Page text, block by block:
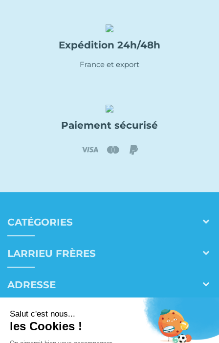
Expédition 24h/48h
France et export
Paiement sécurisé
CATÉGORIES
LARRIEU FRÈRES
ADRESSE
CONTACT